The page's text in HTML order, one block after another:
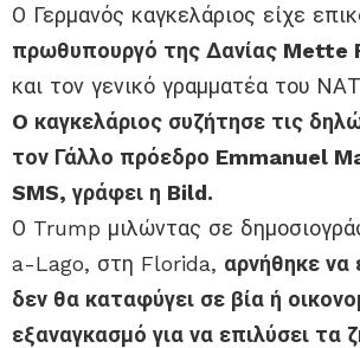
Ο Γερμανός καγκελάριος είχε
πρωθυπουργό της Δανίας Mette
και τον γενικό γραμματέα του
O καγκελάριος συζήτησε τις
τον Γάλλο πρόεδρο Emmanuel
SMS, γράφει η Bild.
Ο Trump μιλώντας σε
a-Lago, στη Florida, αρνήθηκε να
δεν θα καταφύγει σε βία ή
εξαναγκασμό για να επιλύσει τα